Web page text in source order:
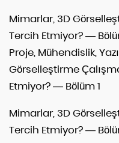
Mimarlar, 3D
Tercih Etmiyor? —
Proje, Mühendislik,
Görselleştirme
Etmiyor? — Bölüm 1
Mimarlar, 3D
Tercih Etmiyor? —